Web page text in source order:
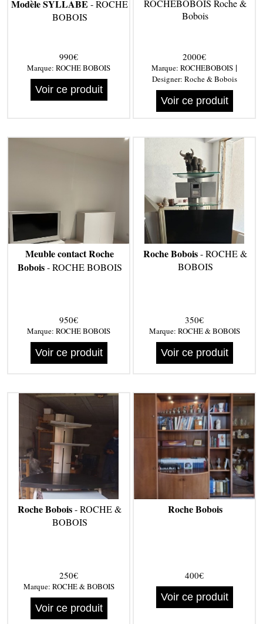
Modèle SYLLABE - ROCHE
BOBOIS
990€
Marque: ROCHE BOBOIS
Voir ce produit
ROCHEBOBOIS Roche &
Bobois
2000€
Marque: ROCHEBOBOIS |
Designer: Roche & Bobois
Voir ce produit
Meuble contact Roche
Bobois- ROCHE BOBOIS
950€
Marque: ROCHE BOBOIS
Voir ce produit
Roche Bobois- ROCHE &
BOBOIS
350€
Marque: ROCHE & BOBOIS
Voir ce produit
Roche Bobois- ROCHE &
BOBOIS
250€
Marque: ROCHE & BOBOIS
Voir ce produit
Roche Bobois
400€
Voir ce produit